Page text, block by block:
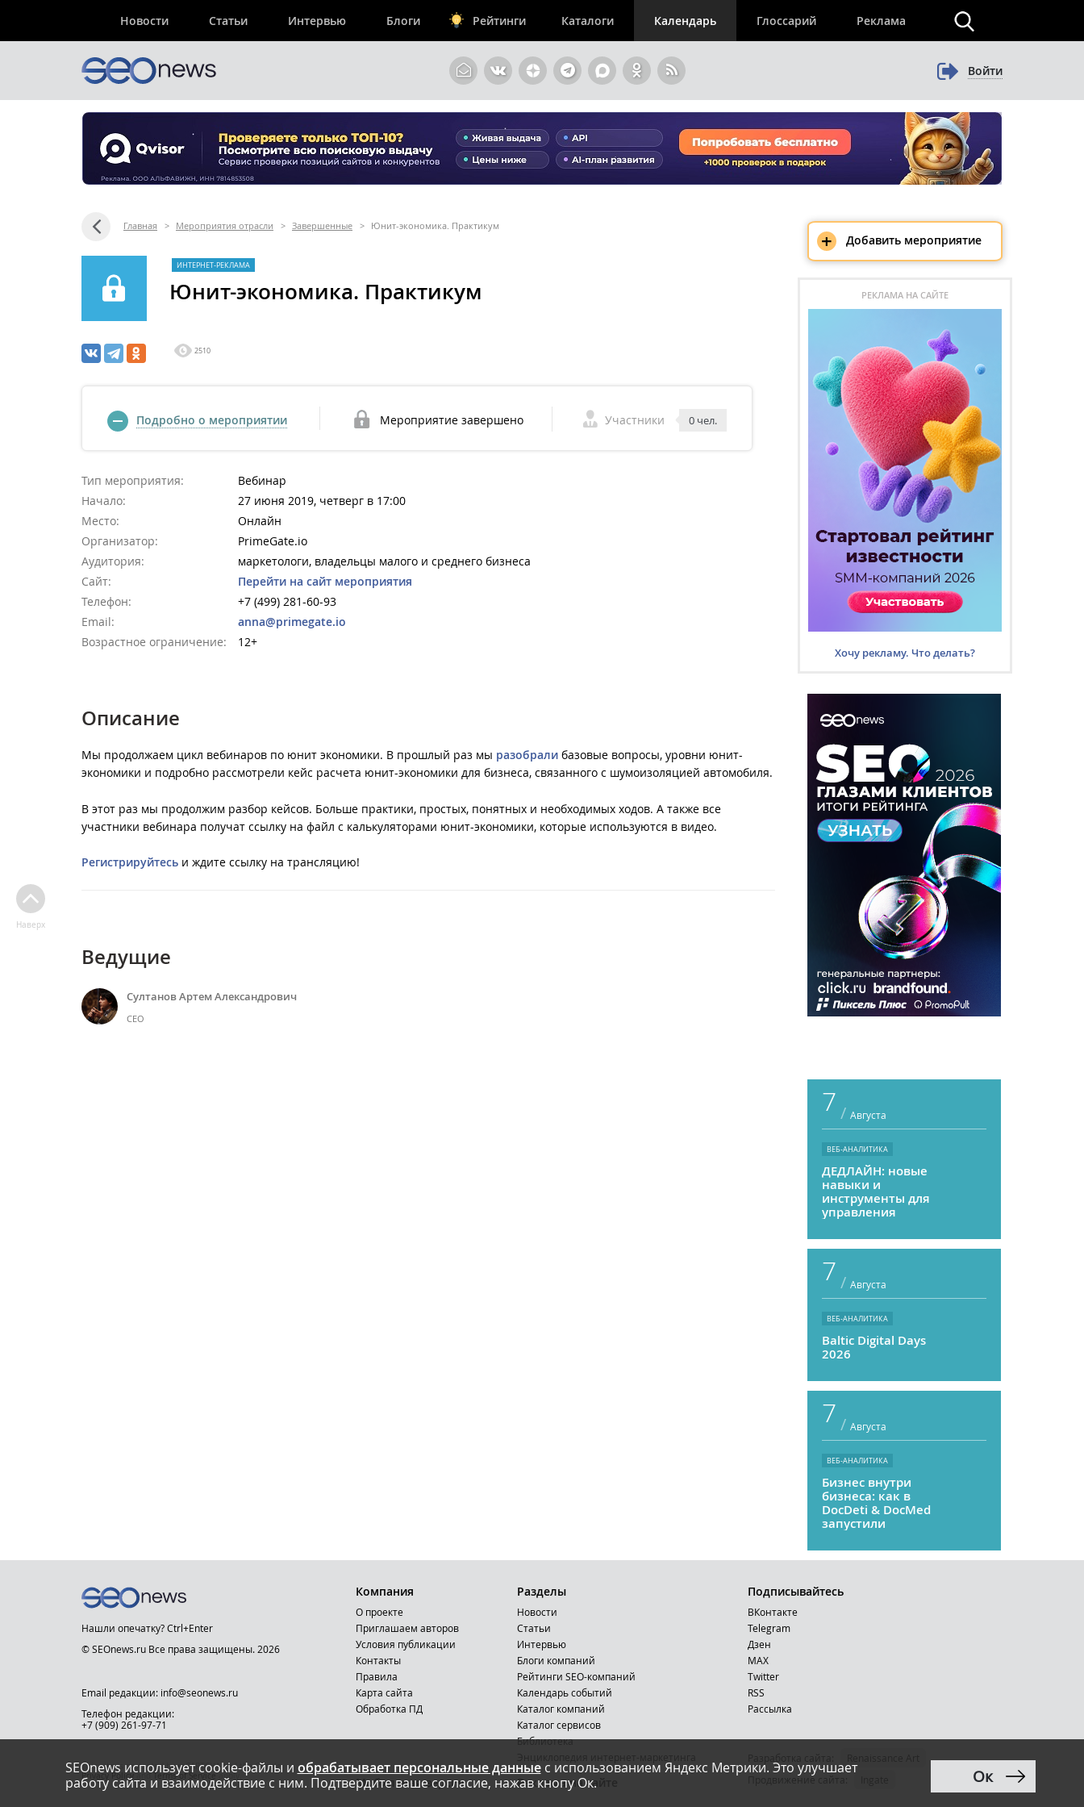
Новости Статьи Интервью Блоги Рейтинги Каталоги Календарь Глоссарий Реклама
Войти
Главная > Мероприятия отрасли > Завершенные > Юнит-экономика. Практикум
ИНТЕРНЕТ-РЕКЛАМА
Юнит-экономика. Практикум
2510
Подробно о мероприятии Мероприятие завершено Участники 0 чел.
Тип мероприятия:
Вебинар
Начало:
27 июня 2019, четверг в 17:00
Место:
Онлайн
Организатор:
PrimeGate.io
Аудитория:
маркетологи, владельцы малого и среднего бизнеса
Сайт:
Перейти на сайт мероприятия
Телефон:
+7 (499) 281-60-93
Email:
anna@primegate.io
Возрастное ограничение:
12+
Описание
Мы продолжаем цикл вебинаров по юнит экономики. В прошлый раз мы разобрали базовые вопросы, уровни юнит-
экономики и подробно рассмотрели кейс расчета юнит-экономики для бизнеса, связанного с шумоизоляцией автомобиля.
В этот раз мы продолжим разбор кейсов. Больше практики, простых, понятных и необходимых ходов. А также все
участники вебинара получат ссылку на файл с калькуляторами юнит-экономики, которые используются в видео.
Регистрируйтесь и ждите ссылку на трансляцию!
Ведущие
Султанов Артем Александрович
CEO
Наверх
+ Добавить мероприятие
РЕКЛАМА НА САЙТЕ
Хочу рекламу. Что делать?
7 / Августа
ВЕБ-АНАЛИТИКА
ДЕДЛАЙН: новые
навыки и
инструменты для
управления
7 / Августа
ВЕБ-АНАЛИТИКА
Baltic Digital Days
2026
7 / Августа
ВЕБ-АНАЛИТИКА
Бизнес внутри
бизнеса: как в
DocDeti & DocMed
запустили
как стартап
SEOnews использует cookie-файлы и обрабатывает персональные данныес использованием Яндекс Метрики. Это улучшает
работу сайта и взаимодействие с ним. Подтвердите ваше согласие, нажав кнопу Ок.
Ок
Нашли опечатку? Ctrl+Enter
© SEOnews.ru Все права защищены. 2026
Email редакции: info@seonews.ru
Телефон редакции:
+7 (909) 261-97-71
This site is protected by reCAPTCHA and the Google
Privacy Policyand Terms of Serviceapply.
Компания
О проекте
Приглашаем авторов
Условия публикации
Контакты
Правила
Карта сайта
Обработка ПД
Мобильная версия
Разделы
Новости
Статьи
Интервью
Блоги компаний
Рейтинги SEO-компаний
Календарь событий
Каталог компаний
Каталог сервисов
Библиотека
Реклама на сайте
Подписывайтесь
ВКонтакте
Telegram
Дзен
MAX
Тwitter
RSS
Рассылка
Продвижение сайта
12+